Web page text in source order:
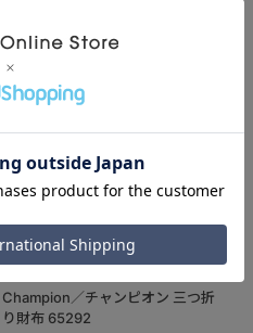
￥3,190
Champion／チャンピオン 三つ折
り財布 65292